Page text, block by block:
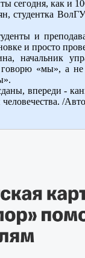
сегодня, как и
студентка
и
и просто
начальник
говорю «мы», а
впереди -
человечества. /